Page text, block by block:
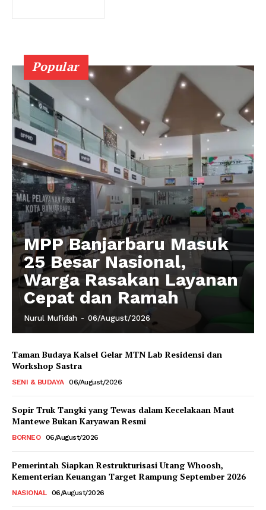
Popular
MPP Banjarbaru Masuk
25 Besar Nasional,
Warga Rasakan Layanan
Cepat dan Ramah
Nurul Mufidah - 06/August/2026
Taman Budaya Kalsel Gelar MTN Lab Residensi dan
Workshop Sastra
SENI & BUDAYA 06/August/2026
Sopir Truk Tangki yang Tewas dalam Kecelakaan Maut
Mantewe Bukan Karyawan Resmi
BORNEO 06/August/2026
Pemerintah Siapkan Restrukturisasi Utang Whoosh,
Kementerian Keuangan Target Rampung September 2026
NASIONAL 06/August/2026